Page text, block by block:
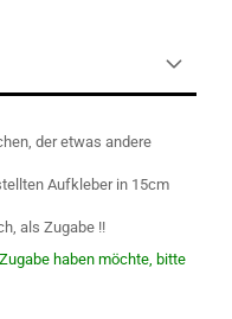
der etwas andere
Aufkleber in 15cm
als Zugabe !!
haben möchte, bitte